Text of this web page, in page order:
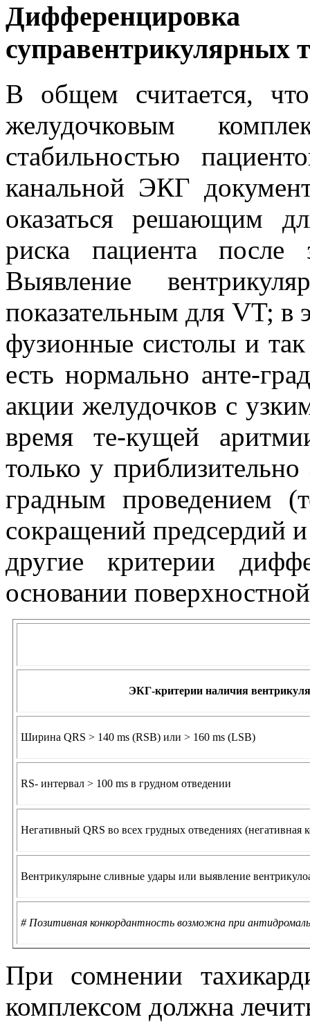
суправентрикулярных
В общем считается,
желудочковым
стабильностью
канальной ЭКГ
оказаться решающим
риска пациента после
Выявление
показательным для VT; в
фузионные систолы и
есть нормально анте-
акции желудочков с
время те-кущей
только у
градным проведением
сокращений предсердий
другие критерии
основании
ЭКГ-критерии наличия
Ширина QRS > 140 ms (RSB) или > 160 ms (LSB)
RS- интервал > 100 ms в грудном отведении
Негативный QRS во всех грудных отведениях (негативная
Вентрикулярыне сливные удары или выявление
# Позитивная конкордантность возможна при
При сомнении
комплексом должна